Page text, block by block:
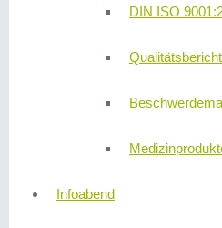
DIN ISO
Qualitätsbericht
Infoabend